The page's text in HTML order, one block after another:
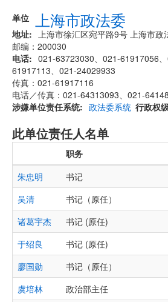
单位
上海市政法委
地址
上海市徐汇区宛平路9号 上海市政
邮编：200030
电话
021-63723030、021-61917056
61917113、021-24029933
传真：021-61917116
电话／传真：021-64313093、021-
涉嫌单位责任系统
政法委系统 行政权
此单位责任人名单
职务
朱忠明
书记
吴清
书记（原任）
诸葛宇杰
书记 (原任)
于绍良
书记 (原任)
廖国勋
书记（原任）
虞培林
政治部主任